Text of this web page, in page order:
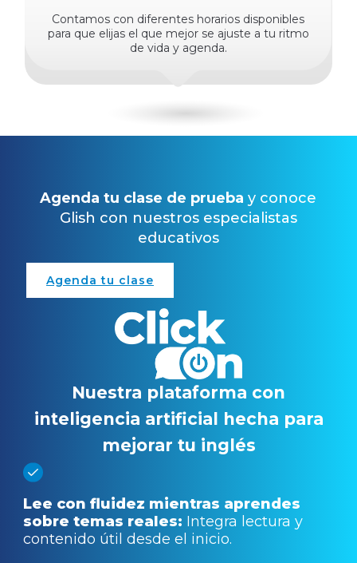
Contamos con diferentes horarios disponibles
para que elijas el que mejor se ajuste a tu ritmo
de vida y agenda.
Agenda tu clase de prueba y conoce
Glish con nuestros especialistas
educativos
Agenda tu clase
Nuestra plataforma con
inteligencia artificial hecha para
mejorar tu inglés
Lee con fluidez mientras aprendes
sobre temas reales: Integra lectura y
contenido útil desde el inicio.